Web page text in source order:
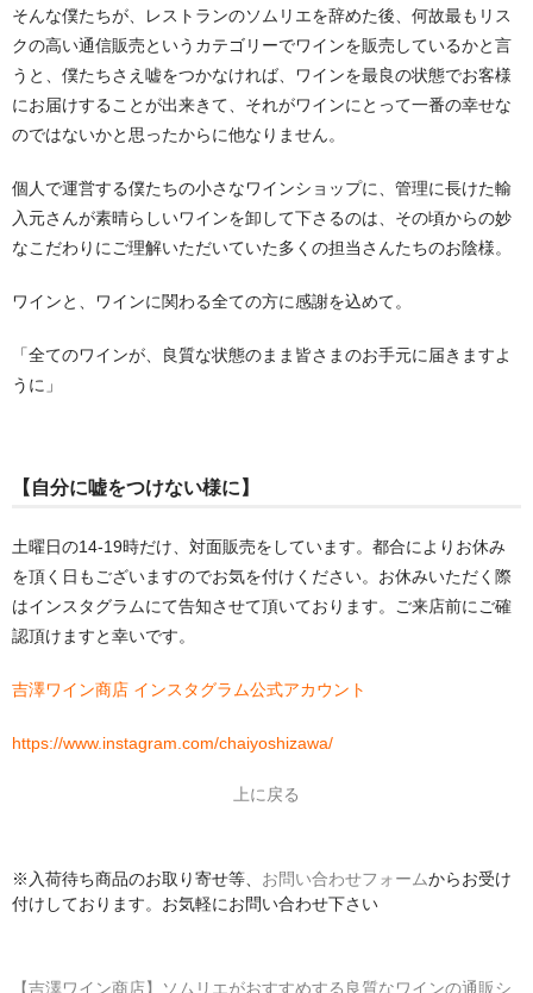
そんな僕たちが、レストランのソムリエを辞めた後、何故最もリス
クの高い通信販売というカテゴリーでワインを販売しているかと言
うと、僕たちさえ嘘をつかなければ、ワインを最良の状態でお客様
にお届けすることが出来きて、それがワインにとって一番の幸せな
のではないかと思ったからに他なりません。
個人で運営する僕たちの小さなワインショップに、管理に長けた輸
入元さんが素晴らしいワインを卸して下さるのは、その頃からの妙
なこだわりにご理解いただいていた多くの担当さんたちのお陰様。
ワインと、ワインに関わる全ての方に感謝を込めて。
「全てのワインが、良質な状態のまま皆さまのお手元に届きますよ
うに」
【自分に嘘をつけない様に】
土曜日の14-19時だけ、対面販売をしています。都合によりお休み
を頂く日もございますのでお気を付けください。お休みいただく際
はインスタグラムにて告知させて頂いております。ご来店前にご確
認頂けますと幸いです。
吉澤ワイン商店 インスタグラム公式アカウント
https://www.instagram.com/chaiyoshizawa/
上に戻る
※入荷待ち商品のお取り寄せ等、 お問い合わせフォームからお受け
付けしております。お気軽にお問い合わせ下さい
【吉澤ワイン商店】ソムリエがおすすめする良質なワインの通販シ